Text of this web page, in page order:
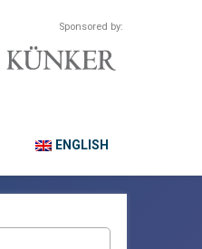
Sponsored by:
ENGLISH